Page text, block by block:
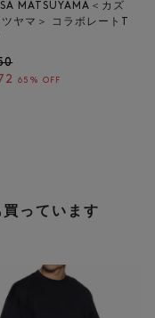
MATSUYAMA＜カズ
ヤマ＞ コラボレートT
65% OFF
っています